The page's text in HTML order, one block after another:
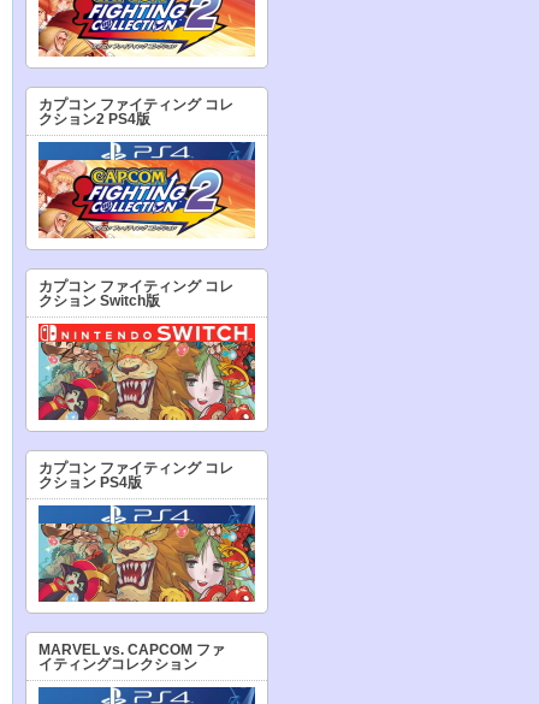
カプコン ファイティング コレ
クション2 PS4版
カプコン ファイティング コレ
クション Switch版
カプコン ファイティング コレ
クション PS4版
MARVEL vs. CAPCOM ファ
イティングコレクション